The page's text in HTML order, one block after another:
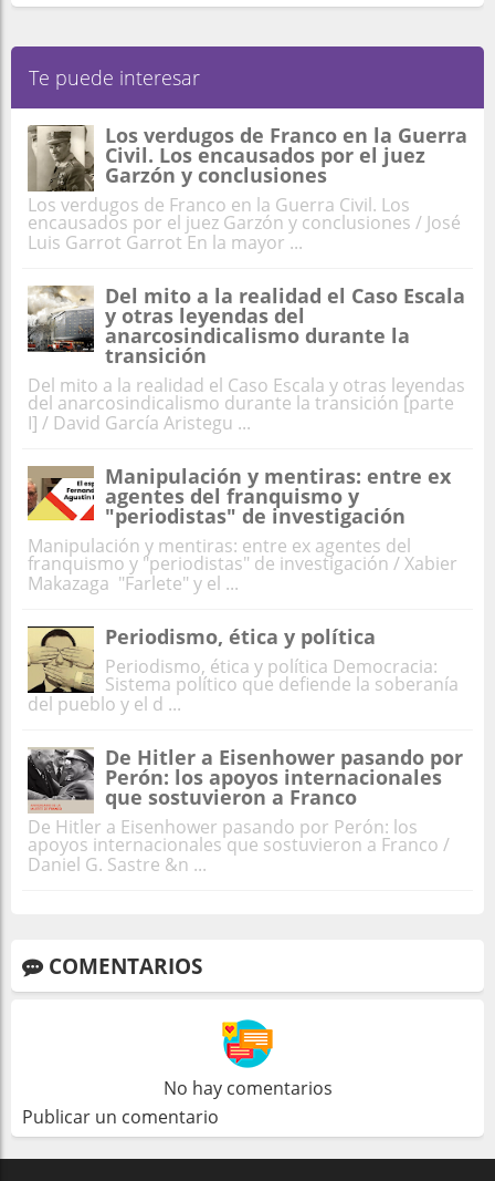
Te puede interesar
Los verdugos de Franco en la Guerra
Civil. Los encausados por el juez
Garzón y conclusiones
Los verdugos de Franco en la Guerra Civil. Los
encausados por el juez Garzón y conclusiones / José
Luis Garrot Garrot En la mayor ...
Del mito a la realidad el Caso Escala
y otras leyendas del
anarcosindicalismo durante la
transición
Del mito a la realidad el Caso Escala y otras leyendas
del anarcosindicalismo durante la transición [parte
I] / David García Aristegu ...
Manipulación y mentiras: entre ex
agentes del franquismo y
"periodistas" de investigación
Manipulación y mentiras: entre ex agentes del
franquismo y "periodistas" de investigación / Xabier
Makazaga "Farlete" y el ...
Periodismo, ética y política
Periodismo, ética y política Democracia:
Sistema político que defiende la soberanía
del pueblo y el d ...
De Hitler a Eisenhower pasando por
Perón: los apoyos internacionales
que sostuvieron a Franco
De Hitler a Eisenhower pasando por Perón: los
apoyos internacionales que sostuvieron a Franco /
Daniel G. Sastre &n ...
COMENTARIOS
No hay comentarios
Publicar un comentario